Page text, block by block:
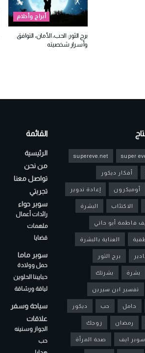
أبراج وأحلام
برج الثور: الحب، الأمان، التوافق
وأسرار شخصيته
super
supereve.net
أفكار ديكور
أوميكرون إعادة تدوير
الاكتئاب البشرة
فاطمة أبو حاتي
العناية بالبشرة
برج الثور
بشرة بشرتك
تفسير ابن سيرين
حامل حب ديكور
رمضان زوجك
سوبر ايف صحة المرأة
القائمة
الرئيسية
من نحن
تواصل معنا
تجربتي
سوبر حواء
رائدات أعمال
ملهمات
قضايا
سوبر ماما
حمل وولادة
حبايبنا الحلوين
لياقة ورشاقة
سياحة وسفر
علاقات
الجواز وسنينه
حب